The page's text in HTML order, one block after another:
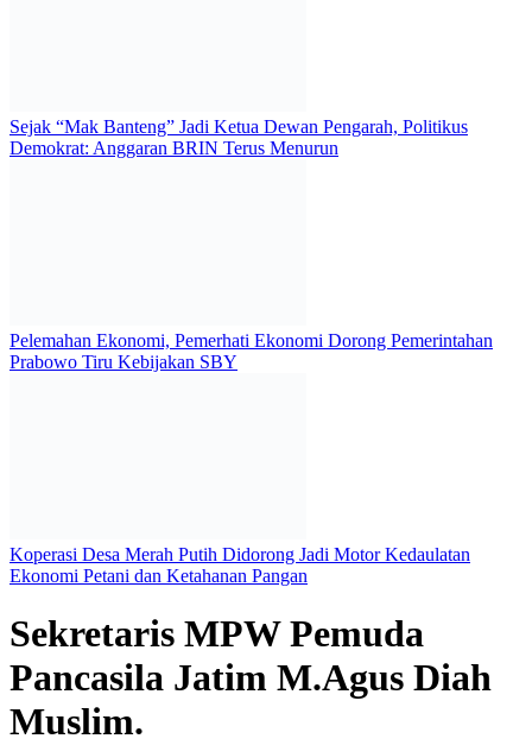
Sejak “Mak Banteng” Jadi Ketua Dewan Pengarah, Politikus
Demokrat: Anggaran BRIN Terus Menurun
Pelemahan Ekonomi, Pemerhati Ekonomi Dorong Pemerintahan
Prabowo Tiru Kebijakan SBY
Koperasi Desa Merah Putih Didorong Jadi Motor Kedaulatan
Ekonomi Petani dan Ketahanan Pangan
Sekretaris MPW Pemuda
Pancasila Jatim M.Agus Diah
Muslim.